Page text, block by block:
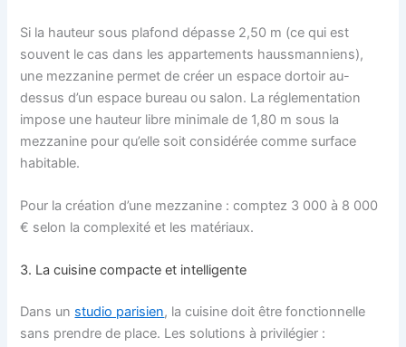
Si la hauteur sous plafond dépasse 2,50 m (ce qui est
souvent le cas dans les appartements haussmanniens),
une mezzanine permet de créer un espace dortoir au-
dessus d’un espace bureau ou salon. La réglementation
impose une hauteur libre minimale de 1,80 m sous la
mezzanine pour qu’elle soit considérée comme surface
habitable.
Pour la création d’une mezzanine : comptez 3 000 à 8 000
€ selon la complexité et les matériaux.
3. La cuisine compacte et intelligente
Dans un studio parisien, la cuisine doit être fonctionnelle
sans prendre de place. Les solutions à privilégier :